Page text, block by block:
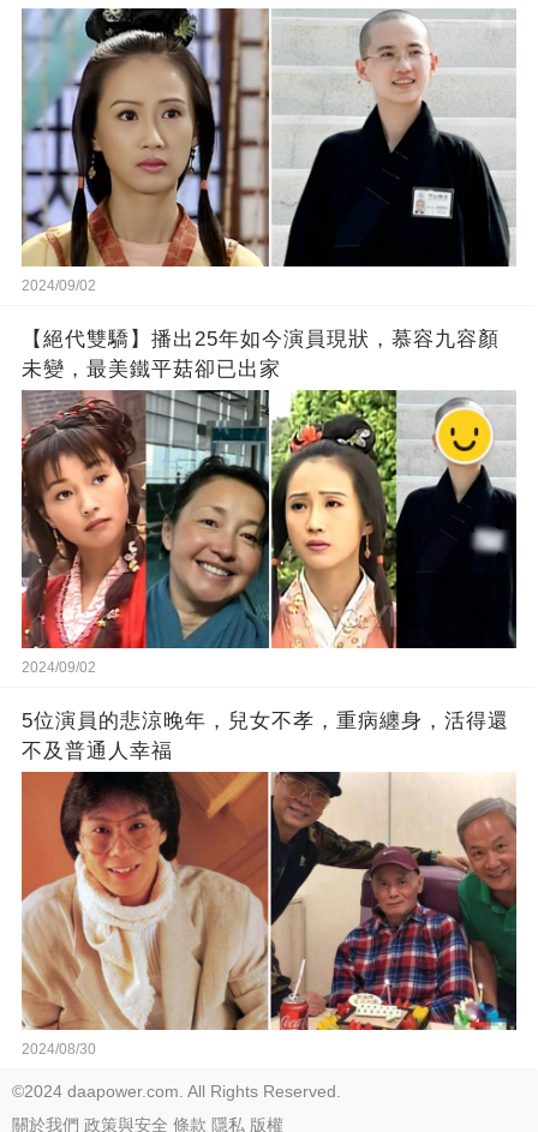
忍父母受苦
2024/09/02
【絕代雙驕】播出25年如今演員現狀，慕容九容顏
未變，最美鐵平菇卻已出家
2024/09/02
5位演員的悲涼晚年，兒女不孝，重病纏身，活得還
不及普通人幸福
2024/08/30
©2024 daapower.com. All Rights Reserved.
關於我們 政策與安全 條款 隱私 版權